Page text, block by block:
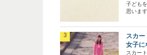
子ども
思いま
スカー
女子に
スカー